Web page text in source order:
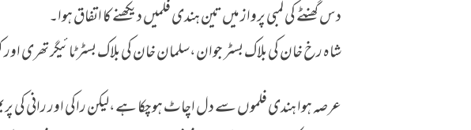
سب کچھ تباہ ہوتے دیکھ کر دکھ تو ہوتا ہے
دس گھنٹے کی لمبی پرواز میں تین ہندی فلمیں دیکھنے کا اتفاق ہوا۔
شاہ رخ خان کی بلاک بسٹر جوان،سلمان خان کی بلاک بسٹر ٹائیگر تھری اور
عرصہ ہوا ہندی فلموں سے دل اچاٹ ہوچکا ہے،لیکن راکی اور رانی کی